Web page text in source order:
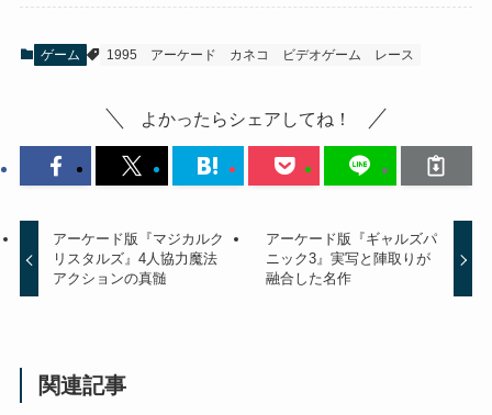
ゲーム 1995 アーケード カネコ ビデオゲーム レース
よかったらシェアしてね！
アーケード版『マジカルク
リスタルズ』4人協力魔法
アクションの真髄
アーケード版『ギャルズパ
ニック3』実写と陣取りが
融合した名作
関連記事